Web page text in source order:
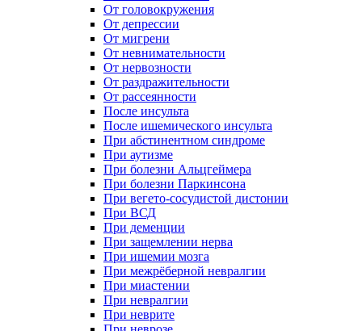
От головокружения
От депрессии
От мигрени
От невнимательности
От нервозности
От раздражительности
От рассеянности
После инсульта
После ишемического инсульта
При абстинентном синдроме
При аутизме
При болезни Альцгеймера
При болезни Паркинсона
При вегето-сосудистой дистонии
При ВСД
При деменции
При защемлении нерва
При ишемии мозга
При межрёберной невралгии
При миастении
При невралгии
При неврите